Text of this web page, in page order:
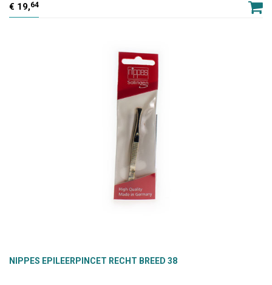
19,64
NIPPES EPILEERPINCET RECHT BREED 38